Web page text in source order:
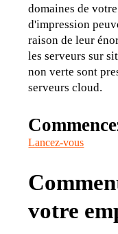
domaines de
d'impression
raison de leur
les serveurs sur
non verte sont
serveurs cloud.
Lancez-vous
votre